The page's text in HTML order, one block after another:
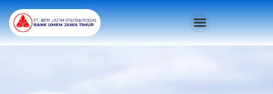
Skip
to
content
Menu